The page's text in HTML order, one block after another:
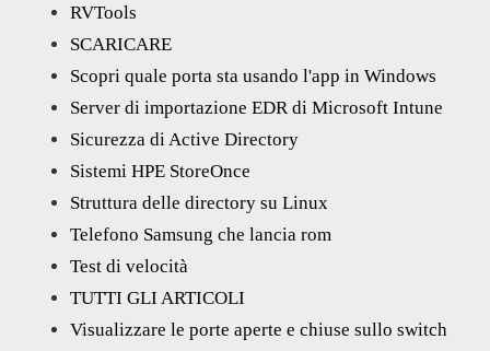
RVTools
SCARICARE
Scopri quale porta sta usando l'app in Windows
Server di importazione EDR di Microsoft Intune
Sicurezza di Active Directory
Sistemi HPE StoreOnce
Struttura delle directory su Linux
Telefono Samsung che lancia rom
Test di velocità
TUTTI GLI ARTICOLI
Visualizzare le porte aperte e chiuse sullo switch